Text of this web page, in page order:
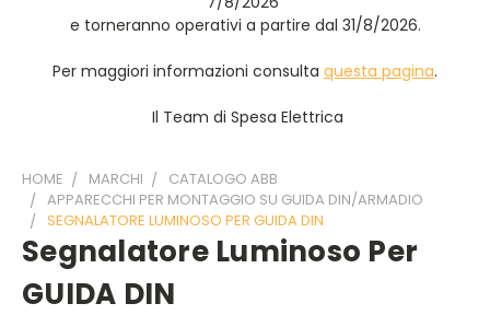
e torneranno operativi a partire dal 31/8/2026.
Per maggiori informazioni consulta questa pagina.
Il Team di Spesa Elettrica
HOME MARCHI
CATALOGO ABB
APPARECCHI PER MONTAGGIO SU GUIDA DIN/ARMADIO
SEGNALATORE LUMINOSO PER GUIDA DIN
Segnalatore Luminoso Per
GUIDA DIN